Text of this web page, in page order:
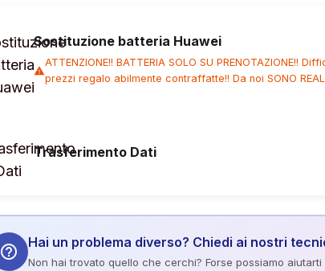
Sostituzione batteria Huawei
warning
ATTENZIONE!! BATTERIA SOLO SU PRENOTAZIONE!!
prezzi regalo abilmente contraffatte!! Da noi SONO
Trasferimento Dati
help_outline Hai un problema diverso? Chiedi ai nostri
Non hai trovato quello che cerchi? Forse possiamo